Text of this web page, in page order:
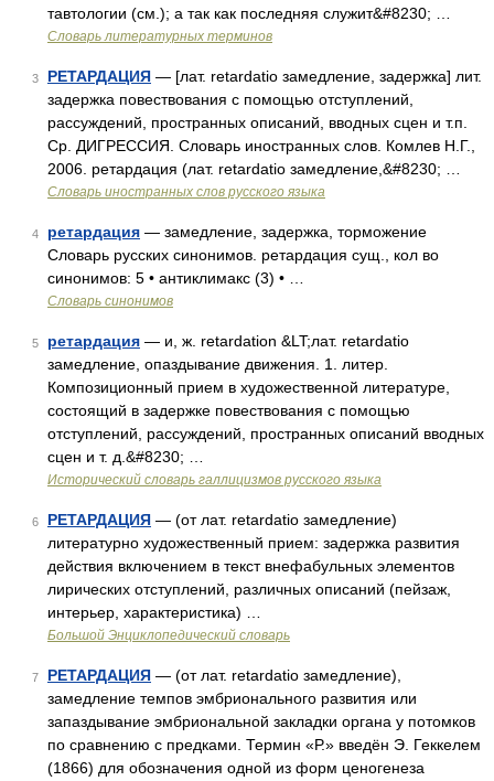
тавтологии (см.); а так как последняя служит&#8230; …
Словарь литературных терминов
3 РЕТАРДАЦИЯ — [лат. retardatio замедление, задержка] лит.
задержка повествования с помощью отступлений,
рассуждений, пространных описаний, вводных сцен и т.п.
Ср. ДИГРЕССИЯ. Словарь иностранных слов. Комлев Н.Г.,
2006. ретардация (лат. retardatio замедление,&#8230; …
Словарь иностранных слов русского языка
4 ретардация — замедление, задержка, торможение
Словарь русских синонимов. ретардация сущ., кол во
синонимов: 5 • антиклимакс (3) • …
Словарь синонимов
5 ретардация — и, ж. retardation &LT;лат. retardatio
замедление, опаздывание движения. 1. литер.
Композиционный прием в художественной литературе,
состоящий в задержке повествования с помощью
отступлений, рассуждений, пространных описаний вводных
сцен и т. д.&#8230; …
Исторический словарь галлицизмов русского языка
6 РЕТАРДАЦИЯ — (от лат. retardatio замедление)
литературно художественный прием: задержка развития
действия включением в текст внефабульных элементов
лирических отступлений, различных описаний (пейзаж,
интерьер, характеристика) …
Большой Энциклопедический словарь
7 РЕТАРДАЦИЯ — (от лат. retardatio замедление),
замедление темпов эмбрионального развития или
запаздывание эмбриональной закладки органа у потомков
по сравнению с предками. Термин «Р.» введён Э. Геккелем
(1866) для обозначения одной из форм ценогенеза